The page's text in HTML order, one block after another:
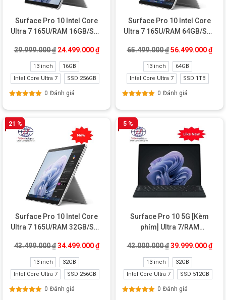
Surface Pro 10 Intel Core
Ultra 7 165U/RAM 16GB/SSD
29.999.000₫ Giá gốc là: 29.999.000 ₫.
24.499.000₫Giá hiện tại là: 24.499.000 ₫.
13 inch
16GB
Intel Core Ultra 7
SSD 256GB
0 Đánh giá
Surface Pro 10 Intel Core
Ultra 7 165U/RAM 64GB/SSD
65.499.000₫ Giá gốc là:
56.499.000₫Giá
13 inch
64GB
Intel Core Ultra 7
SSD 1TB
0 Đánh giá
21 %
Surface Pro 10 Intel Core
Ultra 7 165U/RAM 32GB/SSD
43.499.000₫ Giá gốc là: 43.499.000 ₫.
34.499.000₫Giá hiện tại là: 34.499.000 ₫.
13 inch
32GB
Intel Core Ultra 7
SSD 256GB
0 Đánh giá
5 %
Surface Pro 10 5G [Kèm
phím] Ultra 7/RAM
42.000.000₫ Giá gốc là:
39.999.000₫Giá
13 inch
32GB
Intel Core Ultra 7
SSD 512GB
0 Đánh giá